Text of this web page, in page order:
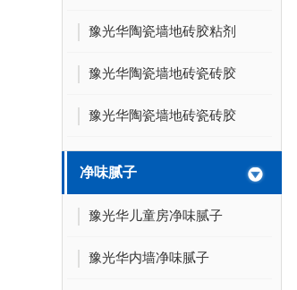
豫光华陶瓷墙地砖胶粘剂
豫光华陶瓷墙地砖瓷砖胶
豫光华陶瓷墙地砖瓷砖胶
净味腻子
豫光华儿童房净味腻子
豫光华内墙净味腻子